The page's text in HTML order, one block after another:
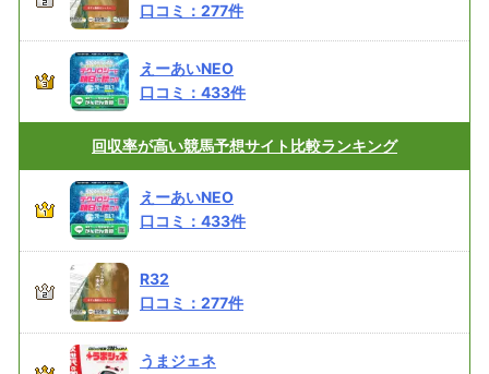
口コミ： 277件
えーあいNEO
口コミ： 433件
回収率が高い競馬予想サイト比較ランキング
えーあいNEO
口コミ： 433件
R32
口コミ： 277件
うまジェネ